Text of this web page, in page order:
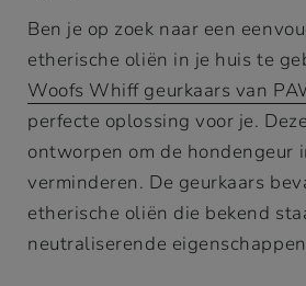
Ben je op zoek naar een
etherische oliën in je huis te
Woofs Whiff geurkaars van
perfecte oplossing voor je.
ontworpen om de hondengeur
verminderen. De geurkaars
etherische oliën die bekend
neutraliserende